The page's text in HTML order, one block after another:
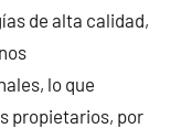
de alta calidad,
lo que
propietarios, por